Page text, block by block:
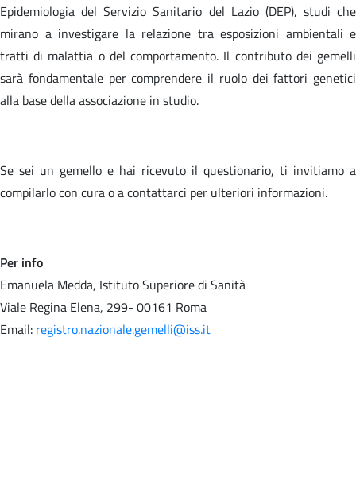
Epidemiologia del Servizio Sanitario del Lazio (DEP), studi che
mirano a investigare la relazione tra esposizioni ambientali e
tratti di malattia o del comportamento. Il contributo dei gemelli
sarà fondamentale per comprendere il ruolo dei fattori genetici
alla base della associazione in studio.
Se sei un gemello e hai ricevuto il questionario, ti invitiamo a
compilarlo con cura o a contattarci per ulteriori informazioni.
Per info
Emanuela Medda, Istituto Superiore di Sanità
Viale Regina Elena, 299- 00161 Roma
Email: registro.nazionale.gemelli@iss.it